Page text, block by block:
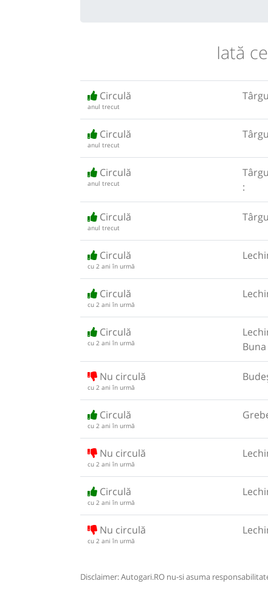
Iată
Circulă
anul trecut
Circulă
anul trecut
Circulă
anul trecut
:
Circulă
anul trecut
Circulă
cu 2 ani în urmă
Circulă
cu 2 ani în urmă
Circulă
cu 2 ani în urmă
Buna
Nu circulă
cu 2 ani în urmă
Circulă
cu 2 ani în urmă
Nu circulă
cu 2 ani în urmă
Circulă
cu 2 ani în urmă
Nu circulă
cu 2 ani în urmă
Disclaimer: Autogari.RO nu-si asuma